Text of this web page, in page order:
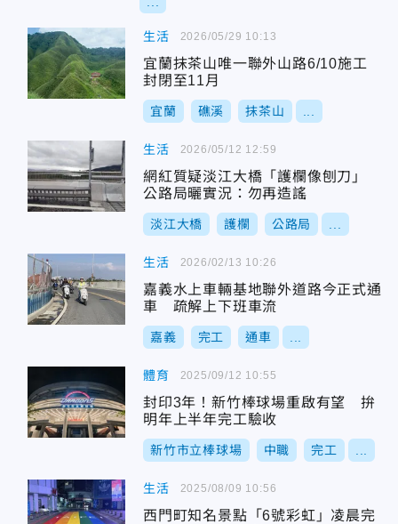
生活
宜蘭抹茶山唯一聯外山路6/10施工
封閉至11月
宜蘭 礁溪 抹茶山
2026/05/29 10:13
生活
網紅質疑淡江大橋「護欄像刨刀」
公路局曬實況：勿再造謠
淡江大橋 護欄 公路局
2026/05/12 12:59
生活
嘉義水上車輛基地聯外道路今正式通
車 疏解上下班車流
嘉義 完工 通車
2026/02/13 10:26
體育
封印3年！新竹棒球場重啟有望 拚
明年上半年完工驗收
新竹市立棒球場 中職 完工
2025/09/12 10:55
生活
西門町知名景點「6號彩虹」凌晨完
2025/08/09 10:56